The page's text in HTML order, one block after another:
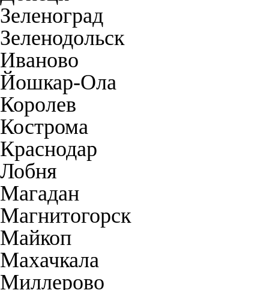
Зеленоград
Зеленодольск
Иваново
Йошкар-Ола
Королев
Кострома
Краснодар
Лобня
Магадан
Магнитогорск
Майкоп
Махачкала
Миллерово